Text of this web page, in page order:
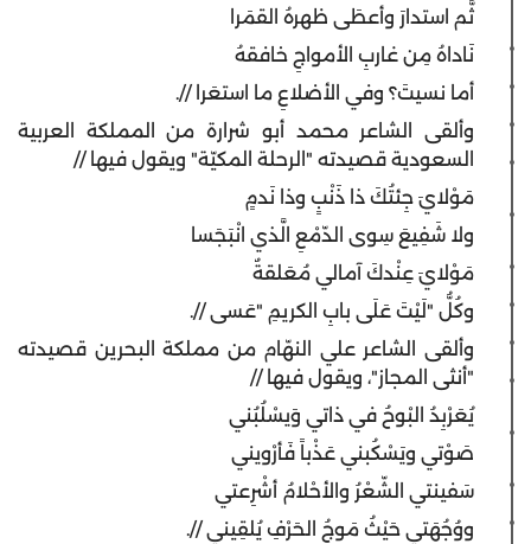
ثُّم استدارَ وأعطَى ظهرهُ القمَرا
نَاداهُ مِن غاربِ الأمواجِ خافقهُ
أما نسيتَ؟ وفي الأضلاعِ ما استعَرا //.
وألقى الشاعر محمد أبو شرارة من المملكة العربية
السعودية قصيدته "الرحلة المكيّة" ويقول فيها //
مَوْلايَ جِئتُكَ ذا ذَنْبٍ وذا نَدمٍ
ولا شَفِيعَ سِوى الدّمْعِ الَّذي انْبَجَسا
مَوْلايَ عِنْدكَ آمالي مُعَلقةٌ
وكُلُّ "لَيْتَ عَلَى بابِ الكريمِ "عَسى //.
وألقى الشاعر علي النهّام من مملكة البحرين قصيدته
"أنثى المجاز"، ويقول فيها //
يُعَرْبِدُ البْوحُ في ذاتي وَيسْلُبُني
صَوْتي ويَسْكُبني عَذْباً فَأرْويني
سَفينتي الشّعْرُ والأحْلامُ أشْرِعتي
ووُجُهَتي حَيْثُ مَوجُ الحَرْفِ يُلقِيني //.